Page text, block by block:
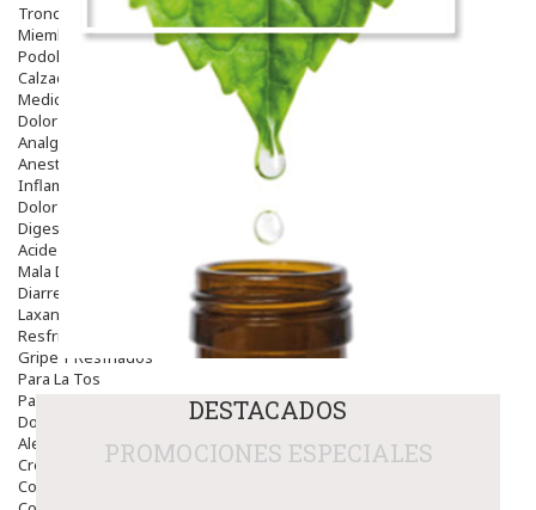
Tronco
Miembro Inferior
Podología
Calzado
Medicamentos
Dolor E Inflamación
Analgésicos
Anestésicos
Inflamación Articulaciones
Dolor Muscular / Articular
Digestivo
Acidez, Gases Y Ardores
Mala Digestion
Diarrea / Estreñimiento / Vómitos
Laxantes
Resfriados
Gripe Y Resfriados
Para La Tos
Para Descongestionar La Nariz
Dolor De Garganta
Alergias Y Picaduras
Cremas
Comprimidos
DESTACADOS
PROMOCIONES ESPECIALES